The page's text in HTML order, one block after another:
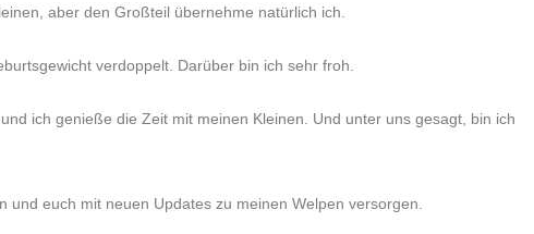
aber den Großteil übernehme natürlich ich.
verdoppelt. Darüber bin ich sehr froh.
ich genieße die Zeit mit meinen Kleinen. Und unter uns gesagt, bin ich
euch mit neuen Updates zu meinen Welpen versorgen.